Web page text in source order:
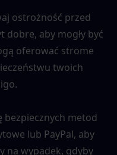
ostrożność przed
dobre, aby mogły być
oferować strome
twoich
bezpiecznych metod
lub PayPal, aby
na wypadek, gdyby